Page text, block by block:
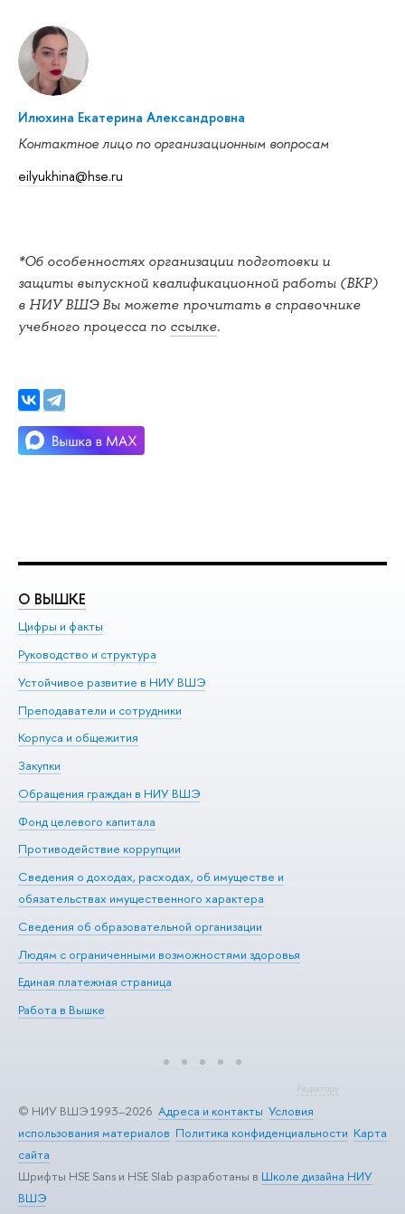
Илюхина Екатерина Александровна
Контактное лицо по организационным вопросам
eilyukhina@hse.ru
*Об особенностях организации подготовки и
защиты выпускной квалификационной работы (ВКР)
в НИУ ВШЭ Вы можете прочитать в справочнике
учебного процесса по ссылке.
О ВЫШКЕ
Цифры и факты
Руководство и структура
Устойчивое развитие в НИУ ВШЭ
Преподаватели и сотрудники
Корпуса и общежития
Закупки
Обращения граждан в НИУ ВШЭ
Фонд целевого капитала
Противодействие коррупции
Сведения о доходах, расходах, об имуществе и
обязательствах имущественного характера
Сведения об образовательной организации
Людям с ограниченными возможностями здоровья
Единая платежная страница
Работа в Вышке
Редактору
© НИУ ВШЭ 1993–2026 Адреса и контакты Условия
использования материалов Политика конфиденциальности Карта
сайта
Шрифты HSE Sans и HSE Slab разработаны в Школе дизайна НИУ
ВШЭ